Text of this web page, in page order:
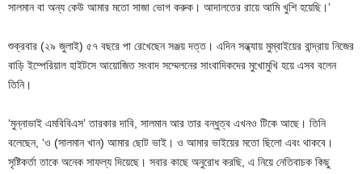
সালমান বা অন্য কেউ আমার মতো সাজা ভোগ করুক। আদালতের ‍রায়ে আমি খুশি হয়েছি।’
শুক্রবার (২৯ জুলাই) ৫৭ বছরে পা রেখেছেন সঞ্জয় দত্ত। এদিন সন্ধ্যায় মুম্বাইয়ের বান্দ্রায় নিজের
বাড়ি ইম্পেরিয়াল হাইটসে আয়োজিত সংবাদ সম্মেলনের সাংবাদিকদের মুখোমুখি হয়ে এসব বলেন
তিনি।
‘মুন্নাভাই এমবিবিএস’ তারকার দাবি, সালমান আর তার বন্ধুত্ব এখনও টিকে আছে। তিনি
বলেছেন, ‘ও (সালমান খান) আমার ছোট ভাই। ও আমার ভাইয়ের মতো ছিলো এবং থাকবে।
সৃষ্টিকর্তা তাকে অনেক সাফল্য দিয়েছে। সবার কাছে অনুরোধ করছি, এ নিয়ে নেতিবাচক কিছু